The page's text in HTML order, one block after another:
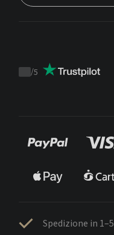
Trustpilot
/5
Spedizione in